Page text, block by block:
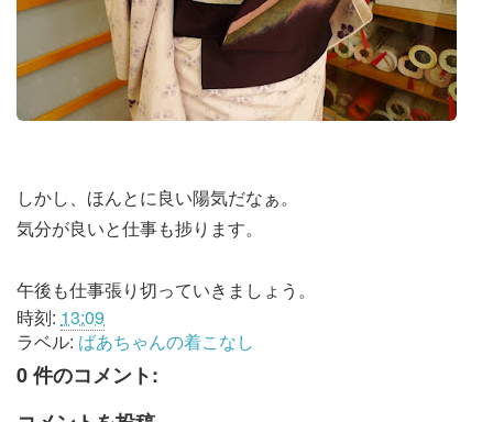
しかし、ほんとに良い陽気だなぁ。
気分が良いと仕事も捗ります。
午後も仕事張り切っていきましょう。
時刻: 13:09
ラベル: ばあちゃんの着こなし
0 件のコメント: